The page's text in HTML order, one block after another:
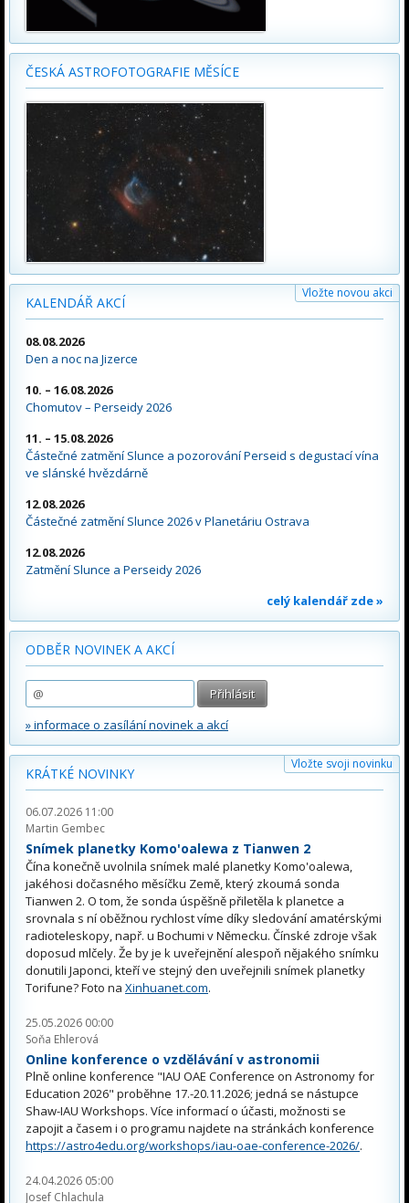
ČESKÁ ASTROFOTOGRAFIE MĚSÍCE
KALENDÁŘ AKCÍ
Vložte novou akci
08.08.2026
Den a noc na Jizerce
10. – 16.08.2026
Chomutov – Perseidy 2026
11. – 15.08.2026
Částečné zatmění Slunce a pozorování Perseid s degustací vína
ve slánské hvězdárně
12.08.2026
Částečné zatmění Slunce 2026 v Planetáriu Ostrava
12.08.2026
Zatmění Slunce a Perseidy 2026
celý kalendář zde »
ODBĚR NOVINEK A AKCÍ
» informace o zasílání novinek a akcí
Vložte svoji novinku
KRÁTKÉ NOVINKY
06.07.2026 11:00
Martin Gembec
Snímek planetky Komo'oalewa z Tianwen 2
Čína konečně uvolnila snímek malé planetky Komo'oalewa,
jakéhosi dočasného měsíčku Země, který zkoumá sonda
Tianwen 2. O tom, že sonda úspěšně přiletěla k planetce a
srovnala s ní oběžnou rychlost víme díky sledování amatérskými
radioteleskopy, např. u Bochumi v Německu. Čínské zdroje však
doposud mlčely. Že by je k uveřejnění alespoň nějakého snímku
donutili Japonci, kteří ve stejný den uveřejnili snímek planetky
Torifune? Foto na Xinhuanet.com.
25.05.2026 00:00
Soňa Ehlerová
Online konference o vzdělávání v astronomii
Plně online konference "IAU OAE Conference on Astronomy for
Education 2026" proběhne 17.-20.11.2026; jedná se nástupce
Shaw-IAU Workshops. Více informací o účasti, možnosti se
zapojit a časem i o programu najdete na stránkách konference
https://astro4edu.org/workshops/iau-oae-conference-2026/.
24.04.2026 05:00
Josef Chlachula